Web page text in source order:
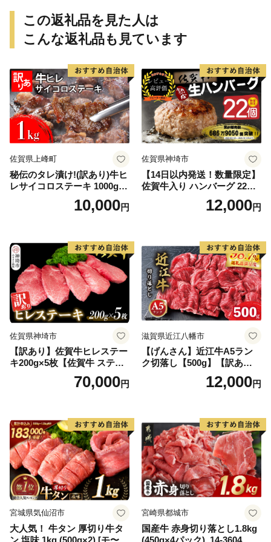
この返礼品を見た人は
こんな返礼品も見ています
佐賀県上峰町
秘伝のタレ漬け!(訳あり)牛ヒ
レサイコロステーキ 1000g
10,000円
佐賀県神埼市
【14日以内発送！数量限定】
佐賀牛入り ハンバーグ 22個
2.6kg(120g×22個)【佐賀牛
黒毛和牛 ブランド牛 九州 ハ
気】(H083106)
12,000円
佐賀県神埼市
【訳あり】佐賀牛ヒレステー
キ200g×5枚【佐賀牛 ステー
キ ブランド肉 ヒレ肉 フィレ
肉 ジューシー ヘルシー】(H0
70,000円
滋賀県近江八幡市
【げんさん】近江牛A5ラン
ク切落し【500g】【訳あり】
12,000円
宮城県気仙沼市
大人気！ 牛タン 厚切り牛タ
ン 塩味 1kg (500g×2) [モ〜ラ
宮崎県都城市
国産牛 赤身切り落とし1.8kg
(450g×4パック)_14-3604